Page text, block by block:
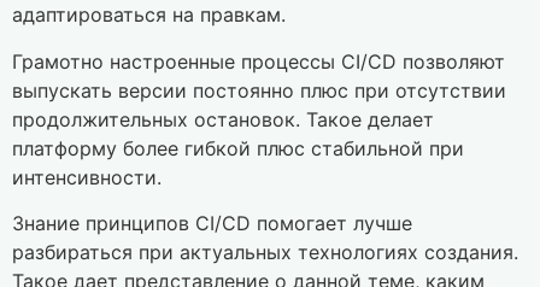
адаптироваться на правкам.
Грамотно настроенные процессы CI/CD позволяют
выпускать версии постоянно плюс при отсутствии
продолжительных остановок. Такое делает
платформу более гибкой плюс стабильной при
интенсивности.
Знание принципов CI/CD помогает лучше
разбираться при актуальных технологиях создания.
Такое дает представление о данной теме, каким